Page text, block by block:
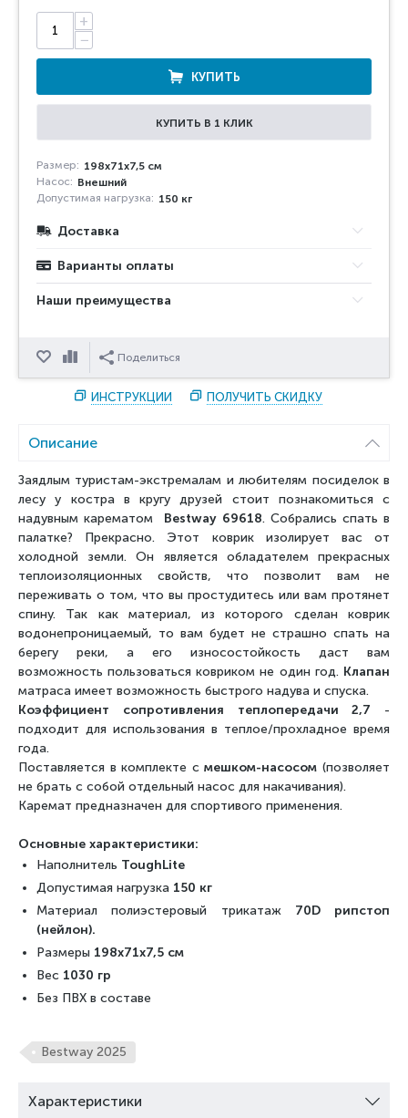
+
−
КУПИТЬ
КУПИТЬ В 1 КЛИК
Размер: 198x71x7,5 см
Насос: Внешний
Допустимая нагрузка: 150 кг
Доставка
Варианты оплаты
Наши преимущества
ОтложитьСравнитьПоделиться
ИНСТРУКЦИИ ПОЛУЧИТЬ СКИДКУ
Описание
Заядлым туристам-экстремалам и любителям посиделок в
лесу у костра в кругу друзей стоит познакомиться с
надувным карематом Bestway 69618. Собрались спать в
палатке? Прекрасно. Этот коврик изолирует вас от
холодной земли. Он является обладателем прекрасных
теплоизоляционных свойств, что позволит вам не
переживать о том, что вы простудитесь или вам протянет
спину. Так как материал, из которого сделан коврик
водонепроницаемый, то вам будет не страшно спать на
берегу реки, а его износостойкость даст вам
возможность пользоваться ковриком не один год. Клапан
матраса имеет возможность быстрого надува и спуска.
Коэффициент сопротивления теплопередачи 2,7 -
подходит для использования в теплое/прохладное время
года.
Поставляется в комплекте смешком-насосом (позволяет
не брать с собой отдельный насос для накачивания).
Каремат предназначен для спортивого применения.
Основные характеристики:
Наполнитель ToughLite
Допустимая нагрузка 150 кг
Материал полиэстеровый трикатаж 70D рипстоп
(нейлон).
Размеры 198х71х7,5 см
Вес 1030 гр
Без ПВХ в составе
Bestway 2025
Характеристики